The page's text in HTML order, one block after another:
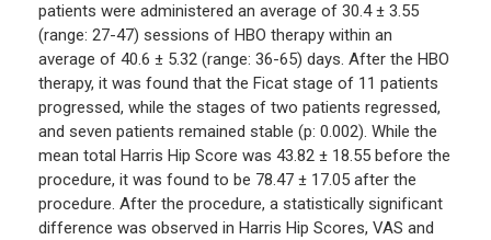
patients were administered an average of 30.4 ± 3.55
(range: 27-47) sessions of HBO therapy within an
average of 40.6 ± 5.32 (range: 36-65) days. After the HBO
therapy, it was found that the Ficat stage of 11 patients
progressed, while the stages of two patients regressed,
and seven patients remained stable (p: 0.002). While the
mean total Harris Hip Score was 43.82 ± 18.55 before the
procedure, it was found to be 78.47 ± 17.05 after the
procedure. After the procedure, a statistically significant
difference was observed in Harris Hip Scores, VAS and